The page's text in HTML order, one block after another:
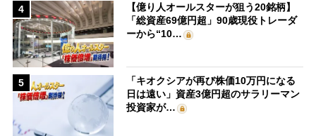
4
【億り人オールスターが狙う20銘柄】
「総資産69億円超」90歳現役トレーダ
ーから“10…
5
「キオクシアが再び株価10万円になる
日は遠い」資産3億円超のサラリーマン
投資家が…